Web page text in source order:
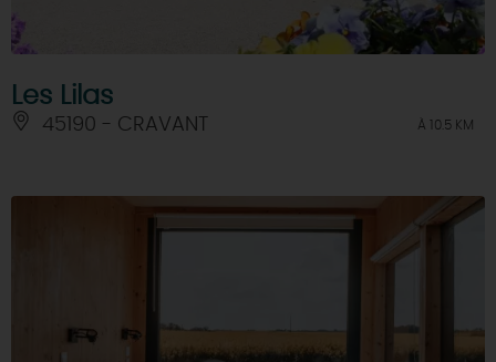
Les Lilas
45190 - CRAVANT À 10.5 KM